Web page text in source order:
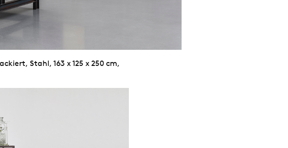
Stahl, 163 x 125 x 250 cm,